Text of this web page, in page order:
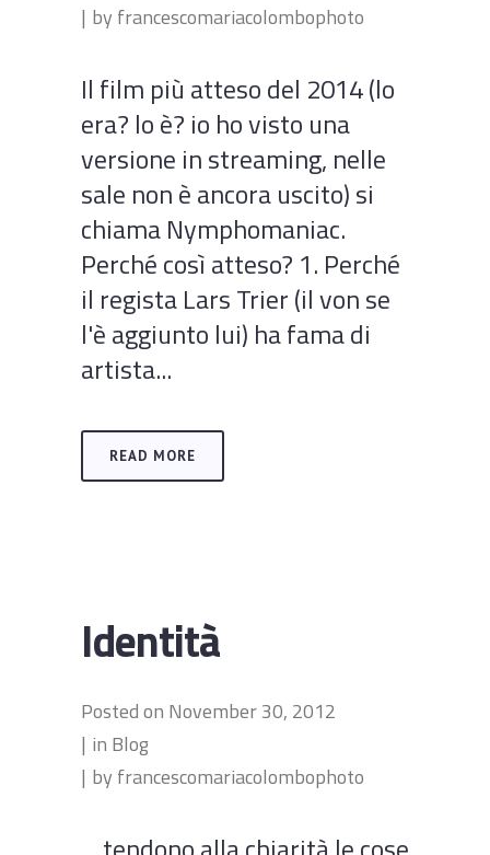
by francescomariacolombophoto
Il film più atteso del 2014 (lo
era? lo è? io ho visto una
versione in streaming, nelle
sale non è ancora uscito) si
chiama Nymphomaniac.
Perché così atteso? 1. Perché
il regista Lars Trier (il von se
l'è aggiunto lui) ha fama di
artista...
READ MORE
Identità
Posted on November 30, 2012
in Blog
by francescomariacolombophoto